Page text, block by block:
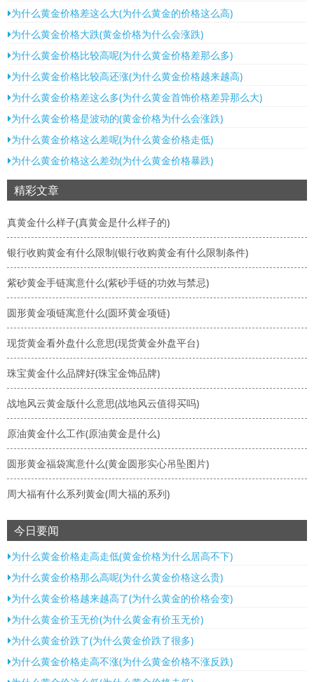
为什么黄金价格差这么大(为什么黄金的价格这么高)
为什么黄金价格大跌(黄金价格为什么会涨跌)
为什么黄金价格比较高呢(为什么黄金价格差那么多)
为什么黄金价格比较高还涨(为什么黄金价格越来越高)
为什么黄金价格差这么多(为什么黄金首饰价格差异那么大)
为什么黄金价格是波动的(黄金价格为什么会涨跌)
为什么黄金价格这么差呢(为什么黄金价格走低)
为什么黄金价格这么差劲(为什么黄金价格暴跌)
精彩文章
真黄金什么样子(真黄金是什么样子的)
银行收购黄金有什么限制(银行收购黄金有什么限制条件)
紫砂黄金手链寓意什么(紫砂手链的功效与禁忌)
圆形黄金项链寓意什么(圆环黄金项链)
现货黄金看外盘什么意思(现货黄金外盘平台)
珠宝黄金什么品牌好(珠宝金饰品牌)
战地风云黄金版什么意思(战地风云值得买吗)
原油黄金什么工作(原油黄金是什么)
圆形黄金福袋寓意什么(黄金圆形实心吊坠图片)
周大福有什么系列黄金(周大福的系列)
今日要闻
为什么黄金价格走高走低(黄金价格为什么居高不下)
为什么黄金价格那么高呢(为什么黄金价格这么贵)
为什么黄金价格越来越高了(为什么黄金的价格会变)
为什么黄金价玉无价(为什么黄金有价玉无价)
为什么黄金价跌了(为什么黄金价跌了很多)
为什么黄金价格走高不涨(为什么黄金价格不涨反跌)